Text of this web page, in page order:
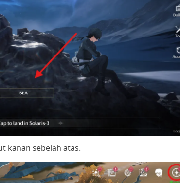
kanan sebelah atas.